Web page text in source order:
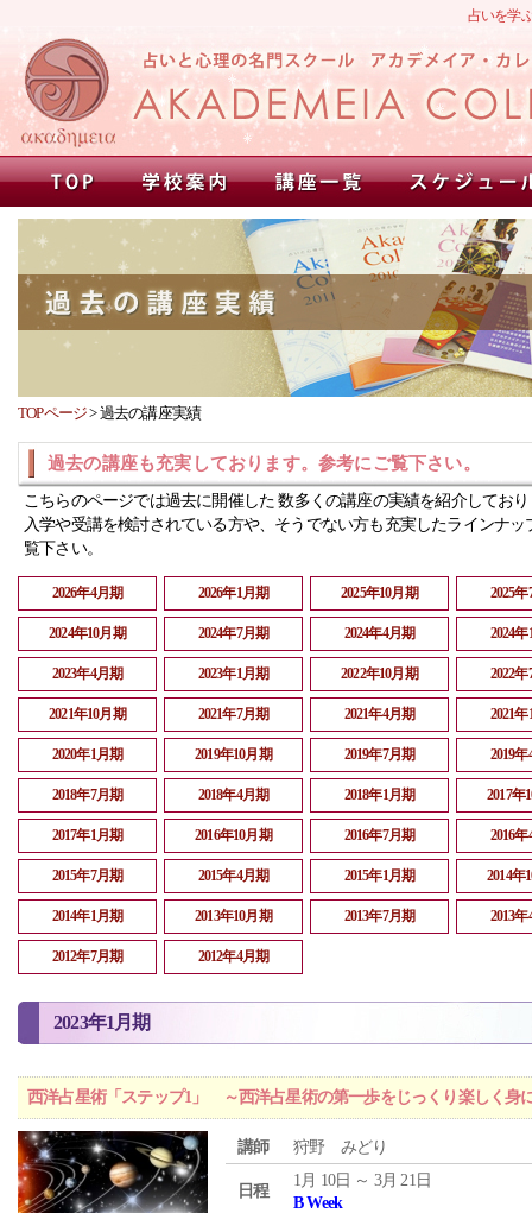
占いを学
TOPページ>過去の講座実績
過去の講座も充実しております。参考にご覧下さい。
こちらのページでは過去に開催した 数多くの講座の実績を紹介してお
入学や受講を検討されている方や、そうでない方も充実したラインナッ
覧下さい。
2026年4月期 2026年1月期 2025年10月期 2025
2024年10月期 2024年7月期 2024年4月期 2024
2023年4月期 2023年1月期 2022年10月期 2022
2021年10月期 2021年7月期 2021年4月期 2021
2020年1月期 2019年10月期 2019年7月期 2019
2018年7月期 2018年4月期 2018年1月期 2017年
2017年1月期 2016年10月期 2016年7月期 2016
2015年7月期 2015年4月期 2015年1月期 2014年
2014年1月期 2013年10月期 2013年7月期 2013
2012年7月期 2012年4月期
2023年1月期
西洋占星術「ステップ1」 ～西洋占星術の第一歩をじっくり楽しく身
講師 狩野 みどり
日程
1月 10日 ～ 3月 21日
B Week